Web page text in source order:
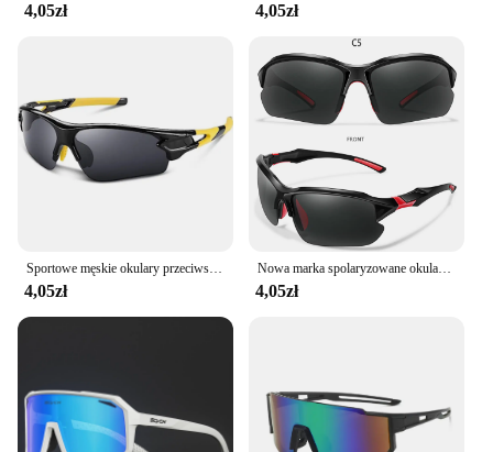
**Enhanced Comfort and Style**
The okulary przeciwsłoneczne męskie, or men's
polarized sunglasses, are not just about style; they
are designed to enhance your comfort during
cycling and other outdoor activities. The sleek,
sporty design with a matte finish is not only visually
appealing but also provides a secure fit for active
individuals. The high-quality, durable
polycarbonate lenses offer UV400 protection,
ensuring your eyes are shielded from harmful rays,
while the polarized lenses reduce glare, making it
**Versatile and Practical**
These sunglasses are versatile and practical, making
your eyes are safeguarded from the sun's harmful
rays, making them suitable for long rides or daily
commutes. The polarized lenses are particularly
4,05zł 4,05zł
Sportowe męskie okulary przeciwsłoneczne Okulary rowerowe Kolarstwo górskie Gogle ochronne Wiatroszczelne okulary wędkarskie
4,05zł
Nowa marka spolaryzowane okulary rowerowe mężczyźni kobiety Outdoor Sports modne okulary przeciwsłoneczne podróżne okulary kempingowe do jazdy
4,05zł